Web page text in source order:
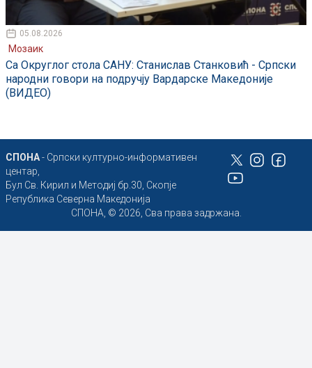
05.08.2026
Мозаик
Са Округлог стола САНУ: Станислав Станковић - Српски
народни говори на подручју Вардарске Македоније
(ВИДЕО)
СПОНА- Српски културно-информативен
центар,
Бул Св. Кирил и Методиј бр.30, Скопје
Република Северна Македонија
СПОНА, © 2026, Сва права задржана.